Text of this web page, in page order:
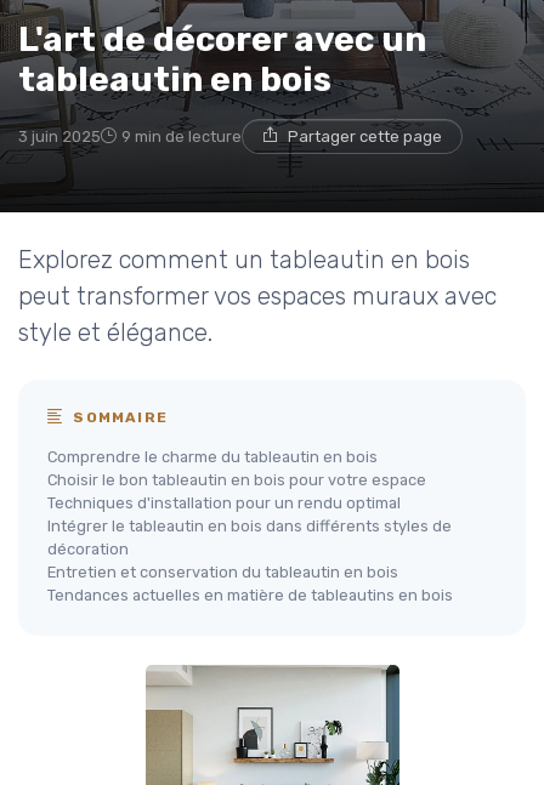
L'art de décorer avec un
tableautin en bois
3 juin 2025 9 min de lecture Partager cette page
Explorez comment un tableautin en bois
peut transformer vos espaces muraux avec
style et élégance.
SOMMAIRE
Comprendre le charme du tableautin en bois
Choisir le bon tableautin en bois pour votre espace
Techniques d'installation pour un rendu optimal
Intégrer le tableautin en bois dans différents styles de
décoration
Entretien et conservation du tableautin en bois
Tendances actuelles en matière de tableautins en bois